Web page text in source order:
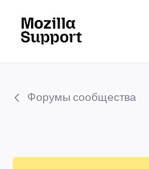
Форумы сообщества